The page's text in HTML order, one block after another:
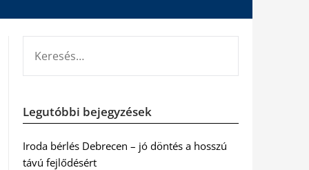
Legutóbbi bejegyzések
Iroda bérlés Debrecen – jó döntés a hosszú
távú fejlődésért